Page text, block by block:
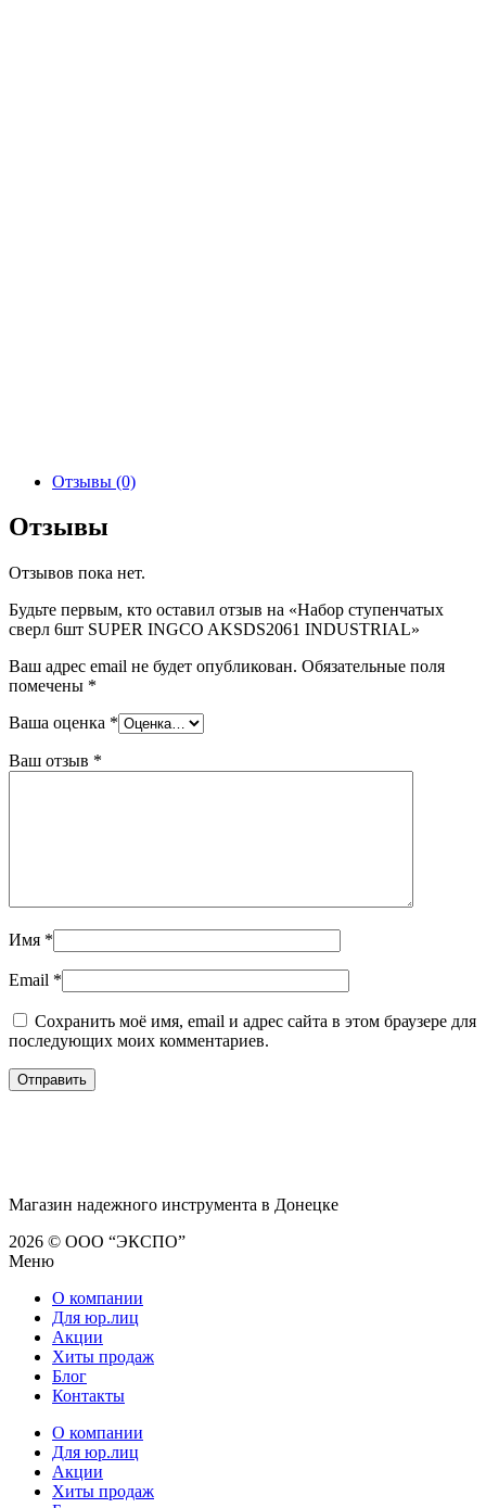
Отзывы (0)
Отзывы
Отзывов пока нет.
Будьте первым, кто оставил отзыв на «Набор ступенчатых
сверл 6шт SUPER INGCO AKSDS2061 INDUSTRIAL»
Ваш адрес email не будет опубликован. Обязательные поля
помечены *
Ваша оценка *
Ваш отзыв *
Имя *
Email *
Сохранить моё имя, email и адрес сайта в этом браузере для
последующих моих комментариев.
Магазин надежного инструмента в Донецке
2026 © ООО “ЭКСПО”
Меню
О компании
Для юр.лиц
Акции
Хиты продаж
Блог
Контакты
О компании
Для юр.лиц
Акции
Хиты продаж